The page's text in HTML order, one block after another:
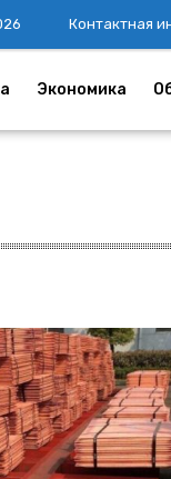
Контактная
Экономика